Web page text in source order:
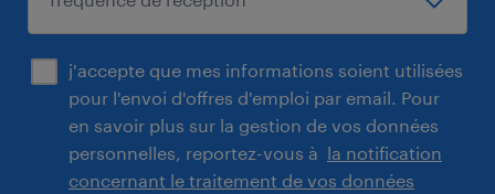
j'accepte que mes informations soient utilisées
pour l'envoi d'offres d'emploi par email. Pour
en savoir plus sur la gestion de vos données
personnelles, reportez-vous à la notification
concernant le traitement de vos données